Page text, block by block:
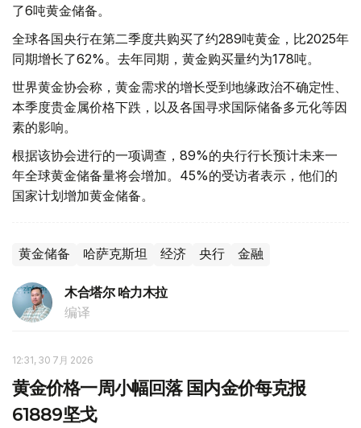
了6吨黄金储备。
全球各国央行在第二季度共购买了约289吨黄金，比2025年
同期增长了62%。去年同期，黄金购买量约为178吨。
世界黄金协会称，黄金需求的增长受到地缘政治不确定性、
本季度贵金属价格下跌，以及各国寻求国际储备多元化等因
素的影响。
根据该协会进行的一项调查，89%的央行行长预计未来一
年全球黄金储备量将会增加。45%的受访者表示，他们的
国家计划增加黄金储备。
黄金储备 哈萨克斯坦 经济 央行 金融
木合塔尔 哈力木拉
编译
12:31, 30 7月 2026
黄金价格一周小幅回落 国内金价每克报
61889坚戈